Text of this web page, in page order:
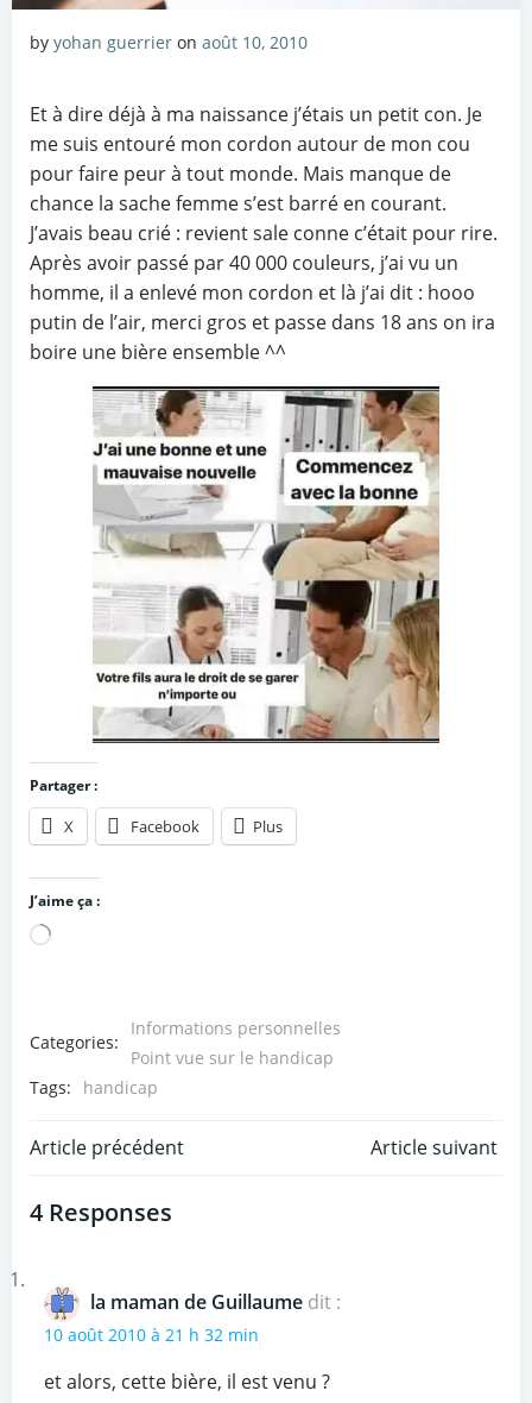
by yohan guerrier on août 10, 2010
Et à dire déjà à ma naissance j’étais un petit con. Je
me suis entouré mon cordon autour de mon cou
pour faire peur à tout monde. Mais manque de
chance la sache femme s’est barré en courant.
J’avais beau crié : revient sale conne c’était pour rire.
Après avoir passé par 40 000 couleurs, j’ai vu un
homme, il a enlevé mon cordon et là j’ai dit : hooo
putin de l’air, merci gros et passe dans 18 ans on ira
boire une bière ensemble ^^
Partager :
X Facebook Plus
J’aime ça :
Chargement…
Categories:
Informations personnelles
Point vue sur le handicap
Tags:
handicap
Post
navigation
Article précédent Article suivant
4 Responses
la maman de Guillaume dit :
10 août 2010 à 21 h 32 min
et alors, cette bière, il est venu ?